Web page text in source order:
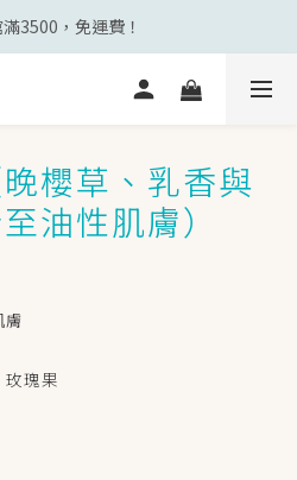
3500，免運費！
櫻草、乳香與
油性肌膚）
膚
玫瑰果